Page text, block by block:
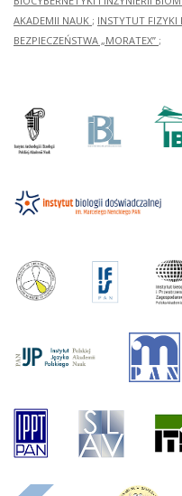
AKADEMII NAUK ; INSTYTUT FIZYKI
BEZPIECZEŃSTWA „MORATEX” ;